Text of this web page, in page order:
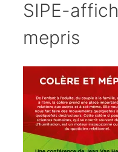
SIPE-
mepris